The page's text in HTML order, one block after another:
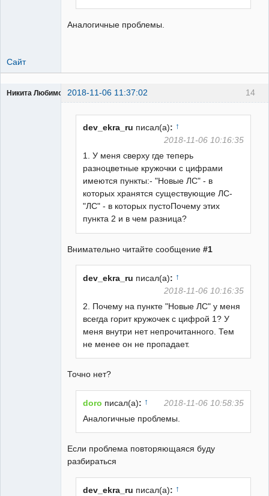
Аналогичные проблемы.
Сайт
14
Никита Любимов 2018-11-06 11:37:02
dev_ekra_ru писал(а): ↑
2018-11-06 10:16:35
1. У меня сверху где теперь
разноцветные кружочки с цифрами
имеются пункты:- "Новые ЛС" - в
которых хранятся существующие ЛС-
"ЛС" - в которых пустоПочему этих
пункта 2 и в чем разница?
Внимательно читайте сообщение #1
dev_ekra_ru писал(а): ↑
2018-11-06 10:16:35
2. Почему на пункте "Новые ЛС" у меня
всегда горит кружочек с цифрой 1? У
меня внутри нет непрочитанного. Тем
не менее он не пропадает.
Точно нет?
doro писал(а): ↑
2018-11-06 10:58:35
Аналогичные проблемы.
Если проблема повторяющаяся буду
разбираться
dev_ekra_ru писал(а): ↑